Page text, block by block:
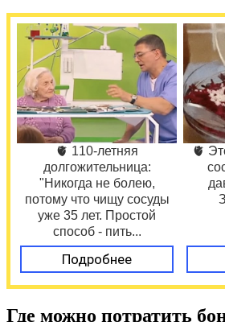
🫀 110-летняя
долгожительница:
"Никогда не болею,
потому что чищу сосуды
уже 35 лет. Простой
способ - пить...
Подробнее
🫀
Где можно потратить